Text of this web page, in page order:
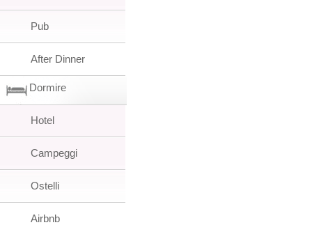
Pub
After Dinner
Dormire
Hotel
Campeggi
Ostelli
Airbnb